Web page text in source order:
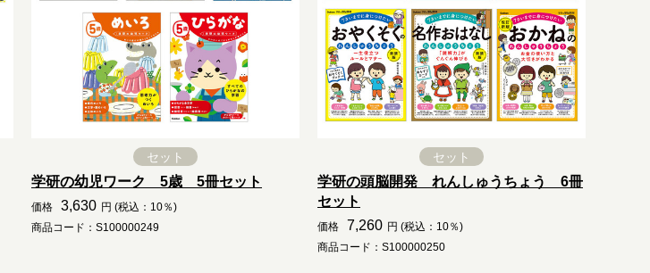
セット
学研の幼児ワーク 5歳 5冊セット
価格 3,630 円 (税込：10％)
商品コード：S100000249
セット
学研の頭脳開発 れんしゅうちょう 6冊
セット
価格 7,260 円 (税込：10％)
商品コード：S100000250